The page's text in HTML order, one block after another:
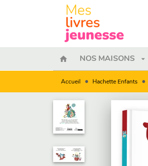
MENU
home NOS MAISONS arrow_drop_down
Accueil • Hachette Enfants •